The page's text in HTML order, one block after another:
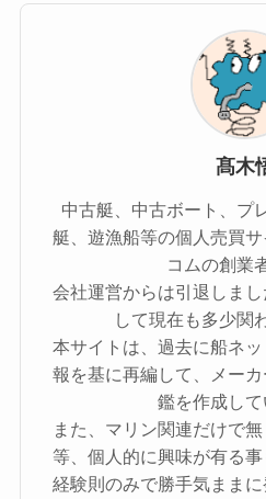
髙木
中古艇、中古ボート、プ
艇、遊漁船等の個人売買
コムの創業
会社運営からは引退しま
して現在も多少関
本サイトは、過去に船ネ
報を基に再編して、メー
鑑を作成して
また、マリン関連だけで
等、個人的に興味が有る事
経験則のみで勝手気まま